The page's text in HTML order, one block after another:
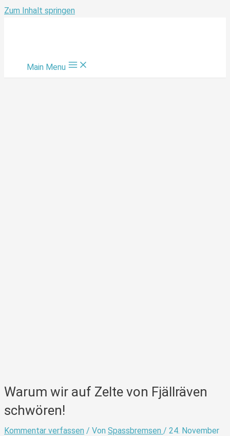
Zum Inhalt springen
Main Menu
Warum wir auf Zelte von Fjällräven
schwören!
Kommentar verfassen / Von Spassbremsen / 24. November